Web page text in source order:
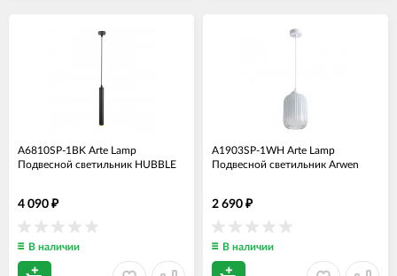
A6810SP-1BK Arte Lamp
Подвесной светильник HUBBLE
4 090 ₽
В наличии
A1903SP-1WH Arte Lamp
Подвесной светильник Arwen
2 690 ₽
В наличии